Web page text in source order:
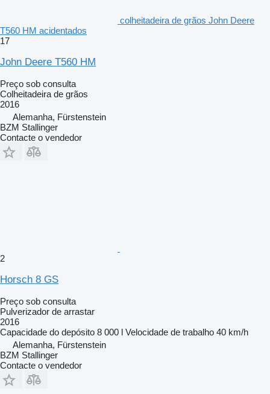
colheitadeira de grãos John Deere
T560 HM acidentados
17
John Deere T560 HM
Preço sob consulta
Colheitadeira de grãos
2016
Alemanha, Fürstenstein
BZM Stallinger
Contacte o vendedor
2
Horsch 8 GS
Preço sob consulta
Pulverizador de arrastar
2016
Capacidade do depósito 8 000 l Velocidade de trabalho 40 km/h
Alemanha, Fürstenstein
BZM Stallinger
Contacte o vendedor